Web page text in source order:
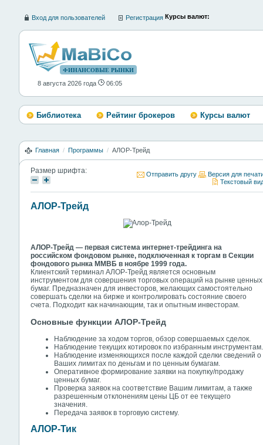
Вход для пользователей Регистрация Курсы валют:
ФИНАНСОВЫЕ РЫНКИ
8 августа 2026 года 06:05
Библиотека Рейтинг брокеров Курсы валют
Главная / Программы / АЛОР-Трейд
Размер шрифта: Отправить другу
Версия для
Текстовый
АЛОР-Трейд
АЛОР-Трейд — первая система интернет-трейдинга на
российском фондовом рынке, подключенная к торгам в Секции
фондового рынка ММВБ в ноябре 1999 года.
Клиентский терминал АЛОР-Трейд является основным
инструментом для совершения торговых операций на рынке ценных
бумаг. Предназначен для инвесторов, желающих самостоятельно
совершать сделки на бирже и контролировать состояние своего
счета. Подходит как начинающим, так и опытным инвесторам.
Основные функции АЛОР-Трейд
Наблюдение за ходом торгов, обзор совершаемых сделок.
Наблюдение текущих котировок по избранным инструментам.
Наблюдение изменяющихся после каждой сделки сведений о
Ваших лимитах по деньгам и по ценным бумагам.
Оперативное формирование заявки на покупку/продажу
ценных бумаг.
Проверка заявок на соответствие Вашим лимитам, а также
разрешенным отклонениям цены ЦБ от ее текущего
значения.
Передача заявок в торговую систему.
АЛОР-Тик